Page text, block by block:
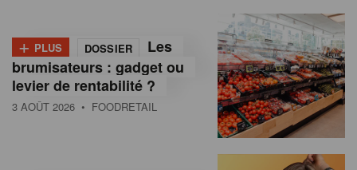
+ PLUS DOSSIER
Les
brumisateurs : gadget ou
levier de rentabilité ?
3 AOÛT 2026 • FOODRETAIL